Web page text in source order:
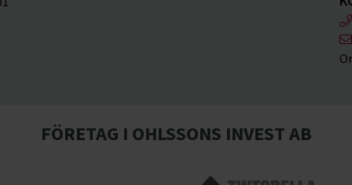
FÖRETAG I OHLSSONS INVEST AB